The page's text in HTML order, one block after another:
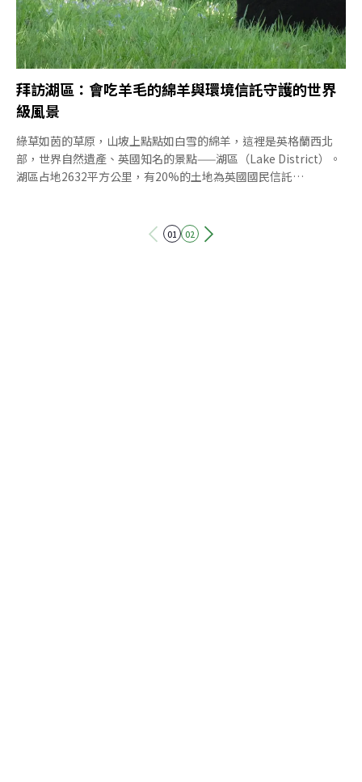
拜訪湖區：會吃羊毛的綿羊與環境信託守護的世界
級風景
綠草如茵的草原，山坡上點點如白雪的綿羊，這裡是英格蘭西北
部，世界自然遺產、英國知名的景點——湖區（Lake District）。
湖區占地2632平方公里，有20%的土地為英國國民信託
（Grasmere）及凱西克（Keswick）。便捷交通與友善步道：健
行者的天堂在湖區旅行很容易，公車班次密集，可以很方便地在城
01 02